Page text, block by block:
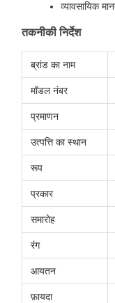
व्यावसायिक
तकनीकी निर्देश
ब्रांड का नाम
मॉडल नंबर
प्रमाणन
उत्पत्ति का स्थान
रूप
प्रकार
समारोह
रंग
आयतन
फ़ायदा